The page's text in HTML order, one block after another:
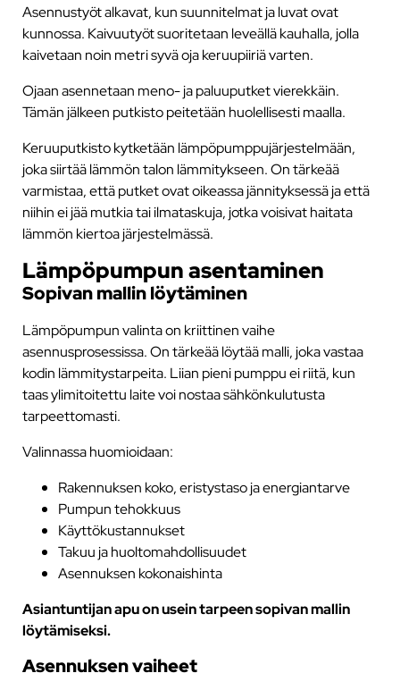
Asennustyöt alkavat, kun suunnitelmat ja luvat ovat
kunnossa. Kaivuutyöt suoritetaan leveällä kauhalla, jolla
kaivetaan noin metri syvä oja keruupiiriä varten.
Ojaan asennetaan meno- ja paluuputket vierekkäin.
Tämän jälkeen putkisto peitetään huolellisesti maalla.
Keruuputkisto kytketään lämpöpumppujärjestelmään,
joka siirtää lämmön talon lämmitykseen. On tärkeää
varmistaa, että putket ovat oikeassa jännityksessä ja että
niihin ei jää mutkia tai ilmataskuja, jotka voisivat haitata
lämmön kiertoa järjestelmässä.
Lämpöpumpun asentaminen
Sopivan mallin löytäminen
Lämpöpumpun valinta on kriittinen vaihe
asennusprosessissa. On tärkeää löytää malli, joka vastaa
kodin lämmitystarpeita. Liian pieni pumppu ei riitä, kun
taas ylimitoitettu laite voi nostaa sähkönkulutusta
tarpeettomasti.
Valinnassa huomioidaan:
Rakennuksen koko, eristystaso ja energiantarve
Pumpun tehokkuus
Käyttökustannukset
Takuu ja huoltomahdollisuudet
Asennuksen kokonaishinta
Asiantuntijan apu on usein tarpeen sopivan mallin
löytämiseksi.
Asennuksen vaiheet